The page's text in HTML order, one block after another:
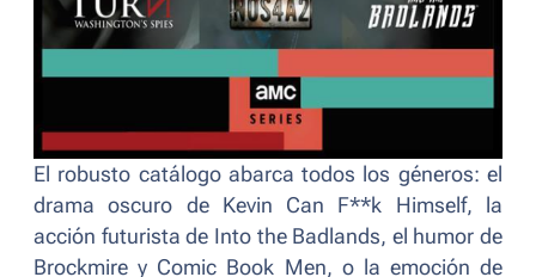
El robusto catálogo abarca todos los géneros: el
drama oscuro de
Kevin Can F**k Himself, la
acción futurista de Into the Badlands, el humor de
Brockmire y Comic Book Men, o la emoción de